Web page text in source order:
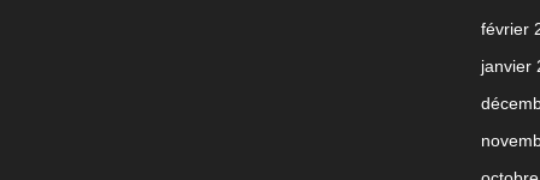
février
janvier